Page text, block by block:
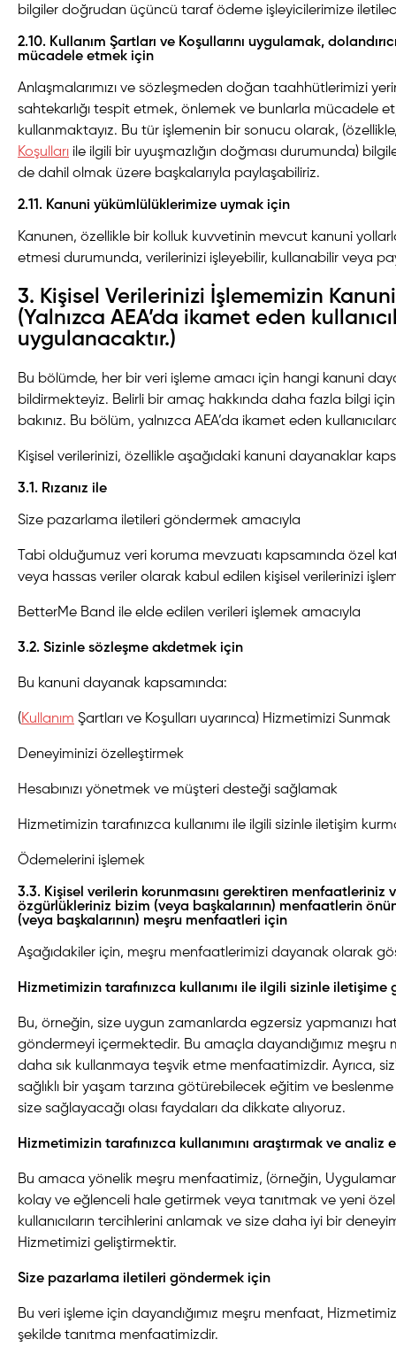
bilgiler doğrudan üçüncü taraf ödeme işleyicilerimize
2.10. Kullanım Şartları ve Koşullarını uygulamak,
mücadele etmek için
Anlaşmalarımızı ve sözleşmeden doğan taahhütlerimizi
sahtekarlığı tespit etmek, önlemek ve bunlarla mücadele
kullanmaktayız. Bu tür işlemenin bir sonucu olarak,
Koşulları ile ilgili bir uyuşmazlığın doğması durumunda)
de dahil olmak üzere başkalarıyla paylaşabiliriz.
2.11. Kanuni yükümlülüklerimize uymak için
Kanunen, özellikle bir kolluk kuvvetinin mevcut kanuni
etmesi durumunda, verilerinizi işleyebilir, kullanabilir veya
3. Kişisel Verilerinizi İşlememizin
(Yalnızca AEA’da ikamet eden
uygulanacaktır.)
Bu bölümde, her bir veri işleme amacı için hangi kanuni
bildirmekteyiz. Belirli bir amaç hakkında daha fazla bilgi
bakınız. Bu bölüm, yalnızca AEA’da ikamet eden
Kişisel verilerinizi, özellikle aşağıdaki kanuni dayanaklar
3.1. Rızanız ile
Size pazarlama iletileri göndermek amacıyla
Tabi olduğumuz veri koruma mevzuatı kapsamında özel
veya hassas veriler olarak kabul edilen kişisel verilerinizi
BetterMe Band ile elde edilen verileri işlemek amacıyla
3.2. Sizinle sözleşme akdetmek için
Bu kanuni dayanak kapsamında:
(Kullanım Şartları ve Koşulları uyarınca) Hizmetimizi Sunmak
Deneyiminizi özelleştirmek
Hesabınızı yönetmek ve müşteri desteği sağlamak
Hizmetimizin tarafınızca kullanımı ile ilgili sizinle iletişim
Ödemelerini işlemek
3.3. Kişisel verilerin korunmasını gerektiren menfaatleriniz
özgürlükleriniz bizim (veya başkalarının) menfaatlerin
(veya başkalarının) meşru menfaatleri için
Aşağıdakiler için, meşru menfaatlerimizi dayanak olarak
Hizmetimizin tarafınızca kullanımı ile ilgili sizinle
Bu, örneğin, size uygun zamanlarda egzersiz yapmanızı
göndermeyi içermektedir. Bu amaçla dayandığımız meşru
daha sık kullanmaya teşvik etme menfaatimizdir. Ayrıca,
sağlıklı bir yaşam tarzına götürebilecek eğitim ve beslenme
size sağlayacağı olası faydaları da dikkate alıyoruz.
Hizmetimizin tarafınızca kullanımını araştırmak ve analiz
Bu amaca yönelik meşru menfaatimiz, (örneğin,
kolay ve eğlenceli hale getirmek veya tanıtmak ve yeni
kullanıcıların tercihlerini anlamak ve size daha iyi bir
Hizmetimizi geliştirmektir.
Size pazarlama iletileri göndermek için
Bu veri işleme için dayandığımız meşru menfaat,
şekilde tanıtma menfaatimizdir.